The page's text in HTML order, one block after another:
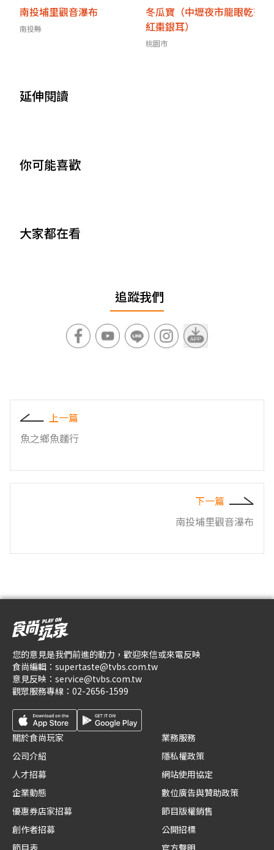
南投埔里觀音瀑布
南投縣
冬瓜寶（中壢夜市龍眼乾茶
紅棗銀耳）
桃園市
延伸閱讀
你可能喜歡
大家都在看
追蹤我們
上一篇
魚之鄉魚麵行
下一篇
南投埔里觀音瀑布
您的意見是我們前進的動力，歡迎來信或來電反映
食尚編輯： supertaste@tvbs.com.tw
意見反映： service@tvbs.com.tw
觀眾服務專線： 02-2656-1599
關於食尚玩家
公司介紹
人才招募
企業動態
優惠券店家招募
創作者招募
節目表
業務服務
隱私權政策
網站使用協定
數位廣告與贊助政策
節目版權銷售
公開招標
官方聲明